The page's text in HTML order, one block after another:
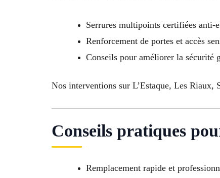
Serrures multipoints certifiées anti-
Renforcement de portes et accès
Conseils pour améliorer la sécurité
Nos interventions sur L’Estaque, Les Riaux,
Conseils pratiques
Remplacement rapide et